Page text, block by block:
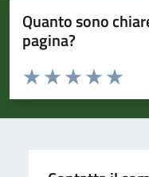
Quanto sono
pagina?
Valuta da 1 a 5 stelle la
Valuta
Valuta 4
Valuta 3 stelle
Valuta 2 stelle su 5
Valuta 1 stelle su 5